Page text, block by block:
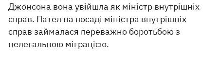
Джонсона вона увійшла як міністр внутрішніх
справ. Пател на посаді міністра внутрішніх
справ займалася переважно боротьбою з
нелегальною міграцією.